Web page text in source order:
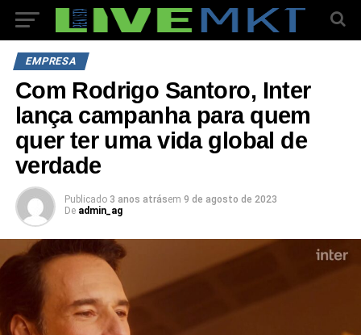
EMPRESA
Com Rodrigo Santoro, Inter
lança campanha para quem
quer ter uma vida global de
verdade
Publicado 3 anos atrásem 9 de agosto de 2023
De admin_ag